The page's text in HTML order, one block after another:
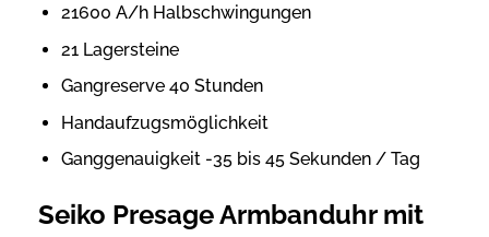
21600 A/h Halbschwingungen
21 Lagersteine
Gangreserve 40 Stunden
Handaufzugsmöglichkeit
Ganggenauigkeit -35 bis 45 Sekunden / Tag
Seiko Presage Armbanduhr mit